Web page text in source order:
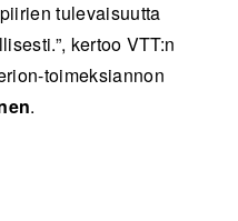
tulevaisuutta
kertoo VTT:n
toimeksiannon
.